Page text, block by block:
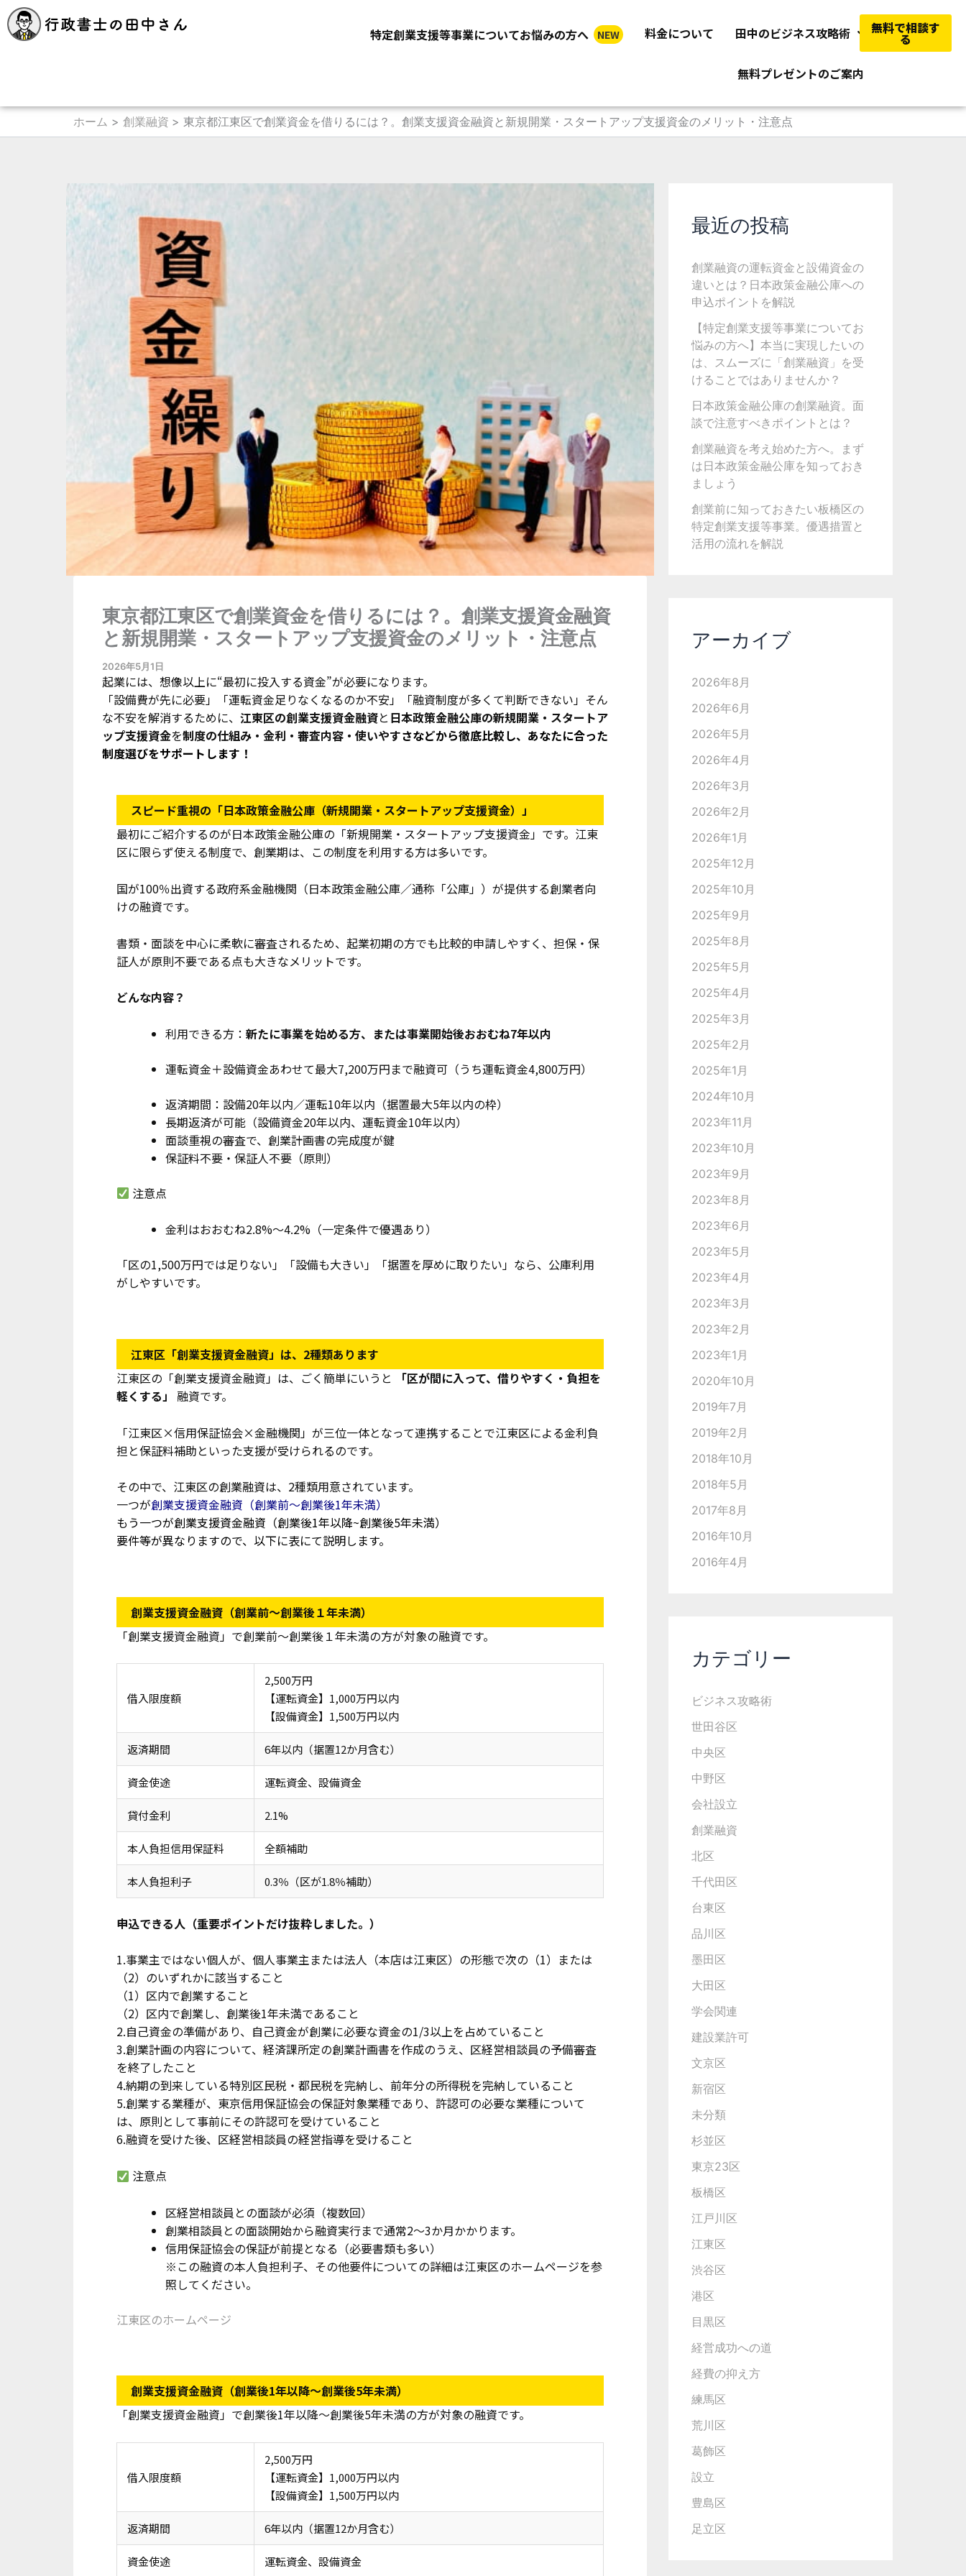
容
特定創業支援等事業についてお悩みの方へ NEW 料金について 田中のビジネス攻略術
無料プレゼントのご案内
無料で相談す
る
ホーム 創業融資 東京都江東区で創業資金を借りるには？。創業支援資金融資と新規開業・スタートアップ支援資金のメリット・注意点
東京都江東区で創業資金を借りるには？。創業支援資金融資
と新規開業・スタートアップ支援資金のメリット・注意点
2026年5月1日
起業には、想像以上に“最初に投入する資金”が必要になります。
「設備費が先に必要」「運転資金足りなくなるのか不安」「融資制度が多くて判断できない」――そん
な不安を解消するために、 江東区の創業支援資金融資と 日本政策金融公庫の新規開業・スタートア
ップ支援資金を制度の仕組み ・金利・審査内容・使いやすさなどから徹底比較し、あなたに合った
制度選びをサポートします！
スピード重視の「日本政策金融公庫（新規開業・スタートアップ支援資金）」
最初にご紹介するのが日本政策金融公庫の「新規開業・スタートアップ支援資金」です。江東
区に限らず使える制度で、創業期は、この制度を利用する方は多いです。
国が100％出資する政府系金融機関（日本政策金融公庫／通称「公庫」）が提供する創業者向
けの融資です。
書類・面談を中心に柔軟に審査されるため、起業初期の方でも比較的申請しやすく、担保・保
証人が原則不要である点も大きなメリットです。
どんな内容？
利用できる方： 新たに事業を始める方、または事業開始後おおむね7年以内
運転資金＋設備資金あわせて最大7,200万円まで融資可（うち運転資金4,800万円）
返済期間：設備20年以内／運転10年以内（据置最大5年以内の枠）
長期返済が可能（設備資金20年以内、運転資金10年以内）
面談重視の審査で、創業計画書の完成度が鍵
保証料不要・保証人不要（原則）
注意点
金利はおおむね2.8%〜4.2%（一定条件で優遇あり）
「区の1,500万円では足りない」「設備も大きい」「据置を厚めに取りたい」なら、公庫利用
がしやすいです。
江東区「創業支援資金融資」は、2種類あります
江東区の「創業支援資金融資」は、ごく簡単にいうと
「区が間に入って、借りやすく・負担を
軽くする」
融資です。
「江東区×信用保証協会×金融機関」が三位一体となって連携することで江東区による金利負
担と保証料補助といった支援が受けられるのです。
その中で、江東区の創業融資は、2種類用意されています。
一つが創業支援資金融資（創業前～創業後1年未満）
もう一つが創業支援資金融資（創業後1年以降~創業後5年未満）
要件等が異なりますので、以下に表にて説明します。
創業支援資金融資（創業前～創業後１年未満）
「創業支援資金融資」で創業前～創業後１年未満の方が対象の融資です。
借入限度額
2,500万円
【運転資金】1,000万円以内
【設備資金】1,500万円以内
返済期間 6年以内（据置12か月含む）
資金使途 運転資金、設備資金
貸付金利 2.1%
本人負担信用保証料 全額補助
本人負担利子 0.3％（区が1.8％補助）
申込できる人（重要ポイントだけ抜粋しました。）
1.事業主ではない個人が、個人事業主または法人（本店は江東区）の形態で次の（1）または
（2）のいずれかに該当すること
（1）区内で創業すること
（2）区内で創業し、創業後1年未満であること
2.自己資金の準備があり、自己資金が創業に必要な資金の1/3以上を占めていること
3.創業計画の内容について、経済課所定の創業計画書を作成のうえ、区経営相談員の予備審査
を終了したこと
4.納期の到来している特別区民税・都民税を完納し、前年分の所得税を完納していること
5.創業する業種が、東京信用保証協会の保証対象業種であり、許認可の必要な業種について
は、原則として事前にその許認可を受けていること
6.融資を受けた後、区経営相談員の経営指導を受けること
注意点
区経営相談員との面談が必須（複数回）
創業相談員との面談開始から融資実行まで通常2～3か月かかります。
信用保証協会の保証が前提となる（必要書類も多い）
※この融資の本人負担利子、その他要件についての詳細は江東区のホームページを参
照してください。
江東区のホームページ
創業支援資金融資（創業後1年以降～創業後5年未満）
「創業支援資金融資」で創業後1年以降～創業後5年未満の方が対象の融資です。
借入限度額
2,500万円
【運転資金】1,000万円以内
【設備資金】1,500万円以内
返済期間 6年以内（据置12か月含む）
資金使途 運転資金、設備資金
最近の投稿
創業融資の運転資金と設備資金の
違いとは？日本政策金融公庫への
申込ポイントを解説
【特定創業支援等事業についてお
悩みの方へ】本当に実現したいの
は、スムーズに「創業融資」を受
けることではありませんか？
日本政策金融公庫の創業融資。面
談で注意すべきポイントとは？
創業融資を考え始めた方へ。まず
は日本政策金融公庫を知っておき
ましょう
創業前に知っておきたい板橋区の
特定創業支援等事業。優遇措置と
活用の流れを解説
アーカイブ
2026年8月
2026年6月
2026年5月
2026年4月
2026年3月
2026年2月
2026年1月
2025年12月
2025年10月
2025年9月
2025年8月
2025年5月
2025年4月
2025年3月
2025年2月
2025年1月
2024年10月
2023年11月
2023年10月
2023年9月
2023年8月
2023年6月
2023年5月
2023年4月
2023年3月
2023年2月
2023年1月
2020年10月
2019年7月
2019年2月
2018年10月
2018年5月
2017年8月
2016年10月
2016年4月
カテゴリー
ビジネス攻略術
世田谷区
中央区
中野区
会社設立
創業融資
北区
千代田区
台東区
品川区
墨田区
大田区
学会関連
建設業許可
文京区
新宿区
未分類
杉並区
東京23区
板橋区
江戸川区
江東区
渋谷区
港区
目黒区
経営成功への道
経費の抑え方
練馬区
荒川区
葛飾区
設立
豊島区
足立区